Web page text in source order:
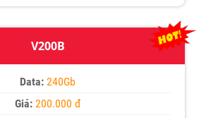
V200B
Data: 240Gb
Giá:200.000 đ